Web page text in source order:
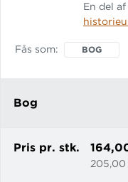
kan
En del
Fås som BOG
Bog
Pris pr. stk.
205,00